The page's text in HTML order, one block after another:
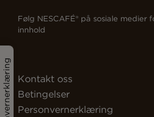
Følg NESCAFÉ® på sosiale medier
innhold
Kontakt oss
Betingelser
Personvernerklæring